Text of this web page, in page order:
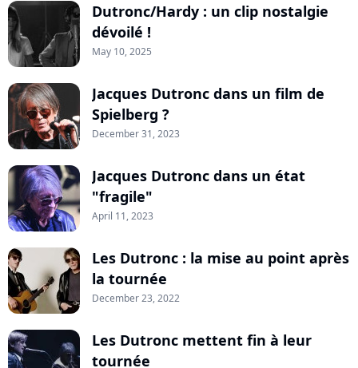
Dutronc/Hardy : un clip nostalgie
dévoilé !
May 10, 2025
Jacques Dutronc dans un film de
Spielberg ?
December 31, 2023
Jacques Dutronc dans un état
"fragile"
April 11, 2023
Les Dutronc : la mise au point après
la tournée
December 23, 2022
Les Dutronc mettent fin à leur
tournée